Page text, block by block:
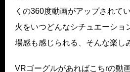
くの360度動画がアップされて
火をいつどんなシチュエーショ
場感も感じられる、そんな楽し
VRゴーグルがあればこちrの動